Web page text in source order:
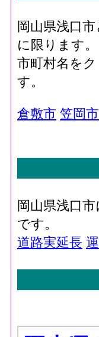
岡山県浅口
に限ります。
市町村名を
す。
倉敷市 笠岡市
岡山県浅口
です。
道路実延長